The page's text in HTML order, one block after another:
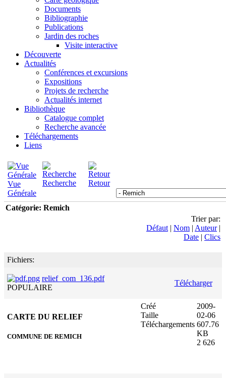
Documents
Bibliographie
Publications
Jardin des roches
Visite interactive
Découverte
Actualités
Conférences et excursions
Expositions
Projets de recherche
Actualités internet
Bibliothèque
Catalogue complet
Recherche avancée
Téléchargements
Liens
Vue
Générale
Recherche Retour
Catégorie: Remich
Trier par:
Défaut | Nom | Auteur|
Date | Clics
Fichiers:
relief_com_136.pdf
POPULAIRE
Télécharger
CARTE DU RELIEF
COMMUNE DE REMICH
Créé
Taille
Téléchargements
2009-
02-06
607.76
KB
2 626